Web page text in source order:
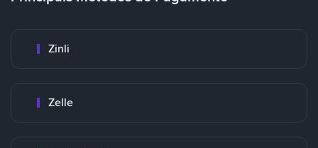
Zinli
Zelle